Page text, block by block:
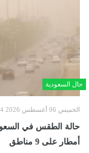
حال السعودية
الخميس 06 أغسطس 2026 09:34 صباحاً
حالة الطقس في
أمطار على 9 مناطق